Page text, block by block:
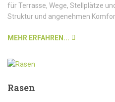
für Terrasse, Wege, Stellplätze
Struktur und angenehmen
MEHR ERFAHREN...
Rasen